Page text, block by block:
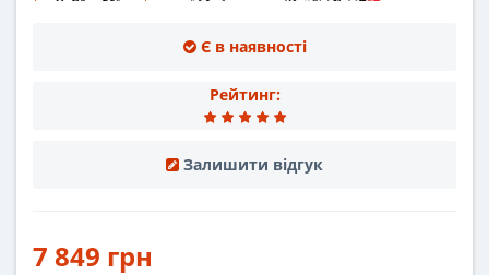
Є в наявності
Рейтинг:
Залишити відгук
7 849 грн